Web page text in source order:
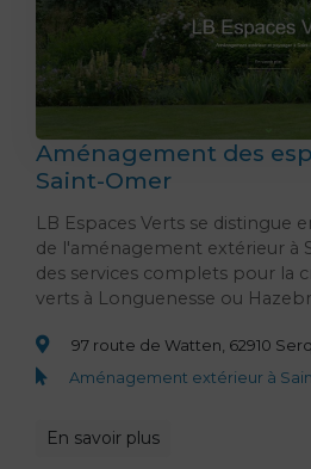
Aménagement des
Saint-Omer
LB Espaces Verts se distingue
de l'aménagement extérieur à
des services complets pour la
verts à Longuenesse ou
97 route de Watten, 62910
Aménagement extérieur à
En savoir plus